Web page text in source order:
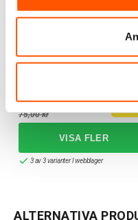
Xerolight Adapter för
Xerolight
29,00 kr
75,00 kr -
3 av 3 varianter I webblager
ALTERNATIVA